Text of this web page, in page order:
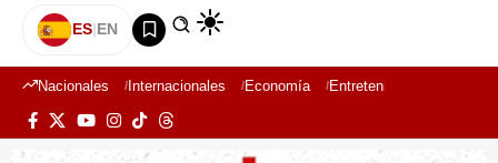
ES|EN
Nacionales Internacionales Economía Entretenimiento